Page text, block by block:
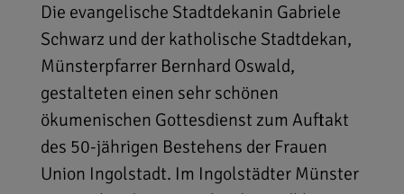
Die evangelische Stadtdekanin Gabriele
Schwarz und der katholische Stadtdekan,
Münsterpfarrer Bernhard Oswald,
gestalteten einen sehr schönen
ökumenischen Gottesdienst zum Auftakt
des 50-jährigen Bestehens der Frauen
Union Ingolstadt. Im Ingolstädter Münster